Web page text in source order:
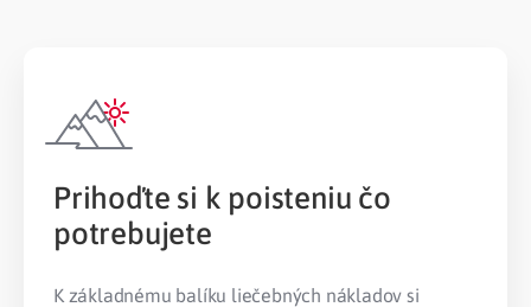
Prihoďte si k poisteniu čo
potrebujete
K základnému balíku liečebných nákladov si